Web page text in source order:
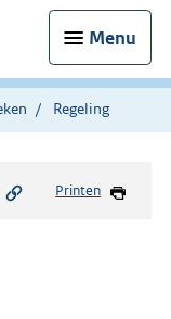
Menu
Regeling
Printen